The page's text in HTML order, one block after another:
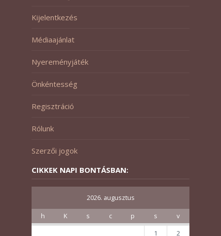
Kijelentkezés
Médiaajánlat
Nyereményjáték
Önkéntesség
Regisztráció
Rólunk
Szerzői jogok
CIKKEK NAPI BONTÁSBAN:
2026. augusztus
h K s c p s
v
1
2